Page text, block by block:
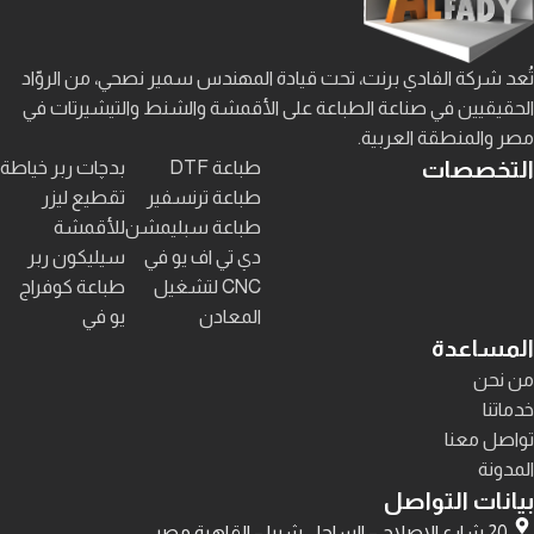
تُعد شركة الفادي برنت، تحت قيادة المهندس سمير نصحي، من الروّاد
الحقيقيين في صناعة الطباعة على الأقمشة والشنط والتيشيرتات في
مصر والمنطقة العربية.
التخصصات
طباعة DTF
طباعة ترنسفير
طباعة سبليمشن
دي تي اف يو في
CNC لتشغيل
المعادن
بدچات ربر خياطة
تقطيع ليزر
للأقمشة
سيليكون ربر
طباعة كوفراج
يو في
المساعدة
من نحن
خدماتنا
تواصل معنا
المدونة
بيانات التواصل